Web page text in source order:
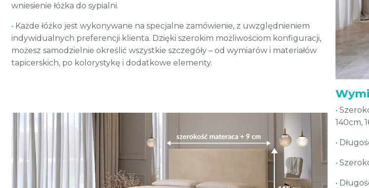
wniesienie łóżka do sypialni.
• Każde łóżko jest wykonywane na specjalne zamówienie, z uwzględnieniem
indywidualnych preferencji klienta. Dzięki szerokim możliwościom konfiguracji,
możesz samodzielnie określić wszystkie szczegóły – od wymiarów i materiałów
tapicerskich, po kolorystykę i dodatkowe elementy.
•
140cm,
•
•
•